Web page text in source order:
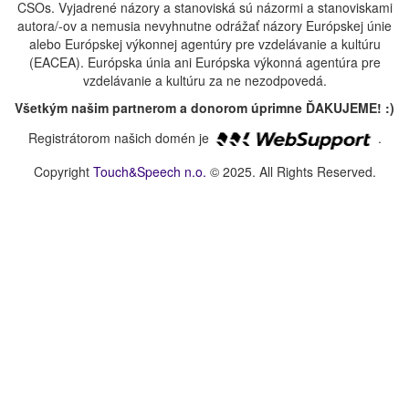
CSOs. Vyjadrené názory a stanoviská sú názormi a stanoviskami
autora/-ov a nemusia nevyhnutne odrážať názory Európskej únie
alebo Európskej výkonnej agentúry pre vzdelávanie a kultúru
(EACEA). Európska únia ani Európska výkonná agentúra pre
vzdelávanie a kultúru za ne nezodpovedá.
Všetkým našim partnerom a donorom úprimne ĎAKUJEME! :)
Registrátorom našich domén je
.
Copyright Touch&Speech n.o. © 2025. All Rights Reserved.